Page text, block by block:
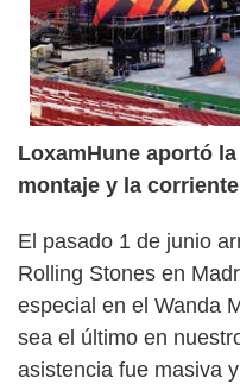
LoxamHune aportó
montaje y la
El pasado 1 de junio
Rolling Stones en
especial en el Wanda
sea el último en
asistencia fue masiva